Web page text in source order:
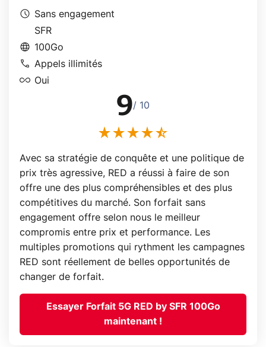
schedule Sans engagement
SFR
language 100Go
call Appels illimités
all_inclusive Oui
9/ 10
Avec sa stratégie de conquête et une politique de
prix très agressive, RED a réussi à faire de son
offre une des plus compréhensibles et des plus
compétitives du marché. Son forfait sans
engagement offre selon nous le meilleur
compromis entre prix et performance. Les
multiples promotions qui rythment les campagnes
RED sont réellement de belles opportunités de
changer de forfait.
Essayer Forfait 5G RED by SFR 100Go
maintenant !